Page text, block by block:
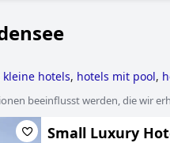
kleine hotels, hotels mit pool,
,außergewöhnliche hotels,5-
beeinflusst werden, die wir
Small Luxury